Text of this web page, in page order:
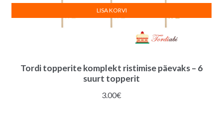
Tordi topperite komplekt ristimise päevaks – 6
suurt topperit
3.00€
LISA KORVI